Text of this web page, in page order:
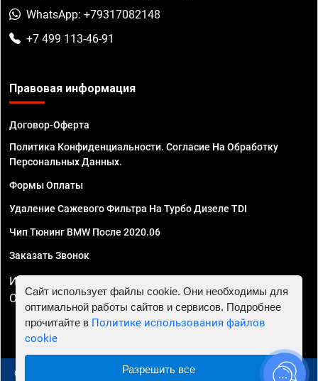
WhatsApp: +79317082148
+7 499 113-46-91
Правовая информация
Договор-Оферта
Политика Конфиденциальности. Согласие На Обработку
Персональных Данных.
Формы Оплаты
Удаление Сажевого Фильтра На Турбо Дизеле TDI
Чип Тюнинг BMW После 2020.06
Заказать Звонок
ИП Смирнов Георгий Павлович. ИНН 781302555843,
ОГРНИП 324470400032610
© 2010 - 2026 Чип тюнинг в Москве и МО - Автосервис
Сайт использует файлы cookie. Они необходимы для
оптимальной работы сайтов и сервисов. Подробнее
прочитайте в Политике использования файлов
cookie
Разрешить все